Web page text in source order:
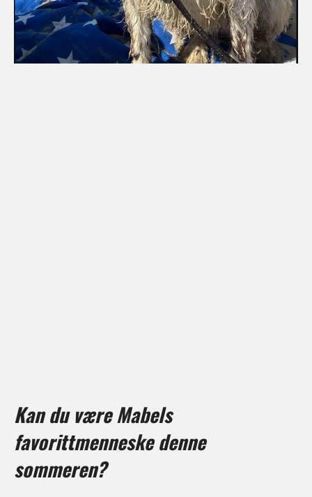
Kan du være Mabels
favorittmenneske denne
sommeren?